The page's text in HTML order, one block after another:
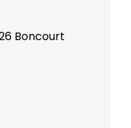
Boncourt